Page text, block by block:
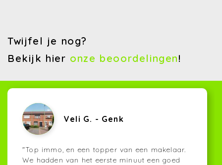
Twijfel je nog?
Bekijk hier onze beoordelingen!
Veli G. - Genk
"Top immo, en een topper van een makelaar.
We hadden van het eerste minuut een goed